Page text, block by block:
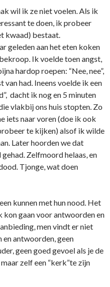
wil ik ze niet voelen. Als ik
te doen, ik probeer
kwaad) bestaat.
geleden aan het eten koken
Ik voelde toen angst,
hardop roepen: “Nee, nee”,
had. Ineens voelde ik een
dacht ik nog en 5 minuten
vlakbij o­ns huis stopten. Zo
iets naar voren (doe ik ook
te kijken) alsof ik wilde
Later hoorden we dat
Zelfmoord helaas, en
Tjonge, wat doen
kunnen met hun nood. Het
kon gaan voor antwoorden en
men vindt er niet
en antwoorden, geen
geen goed gevoel als je de
zelf een “kerk”te zijn